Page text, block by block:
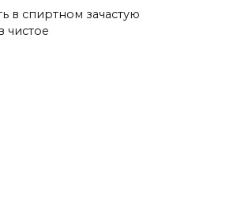
в спиртном зачастую
чистое